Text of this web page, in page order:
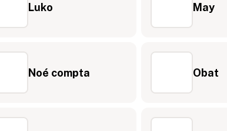
Luko May
Noé compta Obat